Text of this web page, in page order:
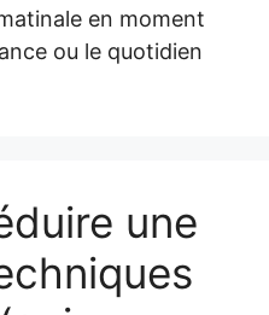
en moment
ou le quotidien
une